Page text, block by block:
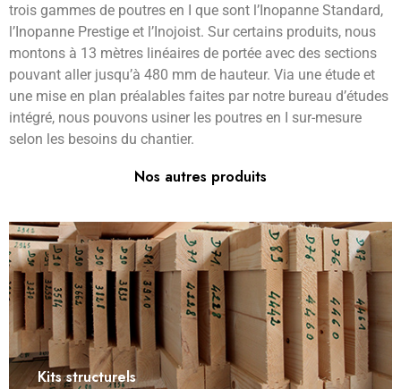
trois gammes de poutres en I que sont l’Inopanne Standard,
l’Inopanne Prestige et l’Inojoist. Sur certains produits, nous
montons à 13 mètres linéaires de portée avec des sections
pouvant aller jusqu’à 480 mm de hauteur. Via une étude et
une mise en plan préalables faites par notre bureau d’études
intégré, nous pouvons usiner les poutres en I sur-mesure
selon les besoins du chantier.
Nos autres produits
Kits structurels